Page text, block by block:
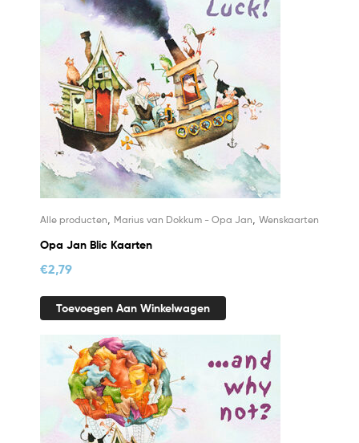
Alle producten Marius van Dokkum - Opa Jan Wenskaarten
Opa Jan Blic Kaarten
€2,79
Toevoegen Aan Winkelwagen